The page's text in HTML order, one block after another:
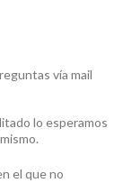
vía mail
lo esperamos
el que no